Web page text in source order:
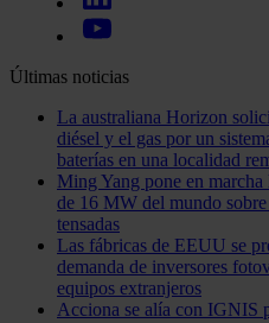
Últimas noticias
La australiana Horizon
diésel y el gas por un
baterías en una localidad
Ming Yang pone en
de 16 MW del mundo
tensadas
Las fábricas de EEUU se
demanda de inversores
equipos extranjeros
Acciona se alía con IGNIS